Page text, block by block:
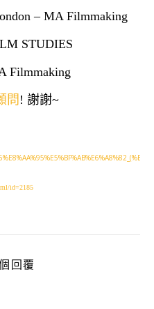
– MA Filmmaking
STUDIES
Filmmaking
問 ! 謝謝~
id=2185
回覆